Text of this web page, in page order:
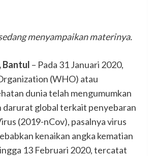
menyampaikan materinya.
Bantul – Pada 31 Januari 2020,
(WHO) atau
dunia telah mengumumkan
darurat global terkait penyebaran
(2019-nCov), pasalnya virus
kenaikan angka kematian
13 Februari 2020, tercatat